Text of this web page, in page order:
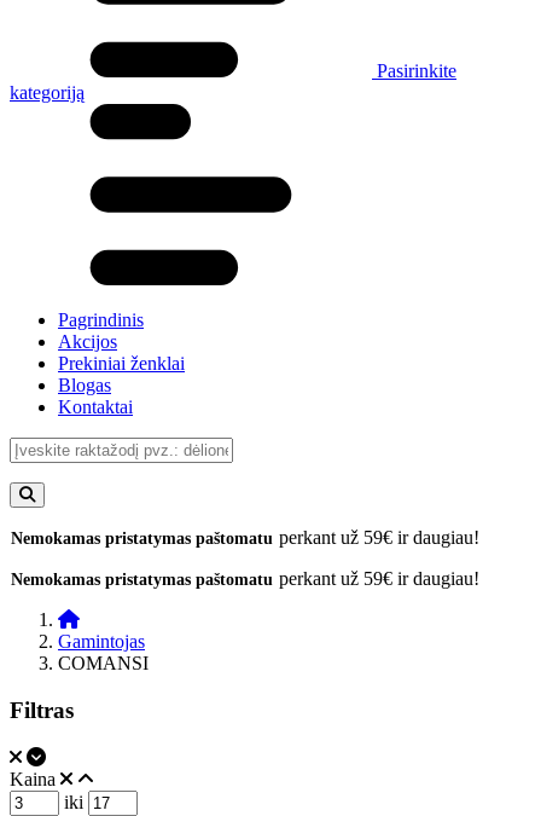
Pasirinkite
kategoriją
Pagrindinis
Akcijos
Prekiniai ženklai
Blogas
Kontaktai
Nemokamas pristatymas paštomatu perkant už 59€ ir daugiau!
Nemokamas pristatymas paštomatu perkant už 59€ ir daugiau!
Gamintojas
COMANSI
Filtras
Kaina
iki